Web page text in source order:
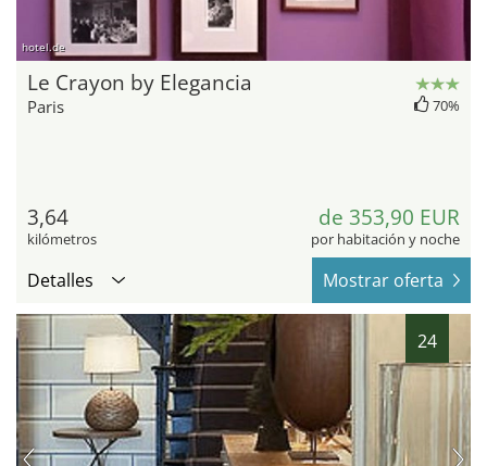
hotel.de
Le Crayon by Elegancia
Paris 70%
3,64
kilómetros
de 353,90 EUR
por habitación y noche
Detalles Mostrar oferta
24